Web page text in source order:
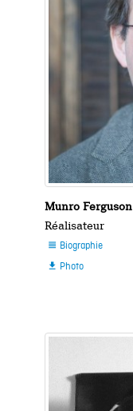
Munro Ferguson
Réalisateur
 Biographie
 Photo